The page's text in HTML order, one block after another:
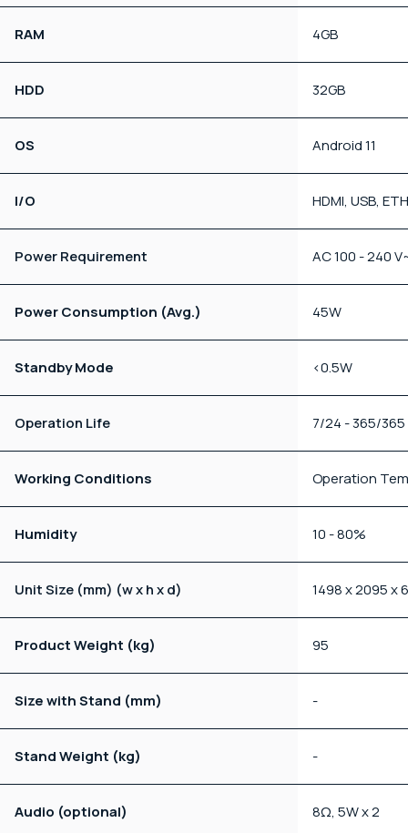
RAM 4GB
HDD 32GB
OS Android 11
I/O HDMI, USB,
Power Requirement AC 100 - 240
Power Consumption (Avg.) 45W
Standby Mode <0.5W
Operation Life 7/24 - 365/
Working Conditions Operation
Humidity 10 - 80%
Unit Size (mm) (w x h x d) 1498 x 2095 x
Product Weight (kg) 95
Size with Stand (mm) -
Stand Weight (kg) -
Audio (optional) 8Ω, 5W x 2